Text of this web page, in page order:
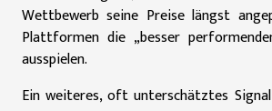
Wettbewerb seine Preise längst
Plattformen die „besser
ausspielen.
Ein weiteres, oft unterschätztes